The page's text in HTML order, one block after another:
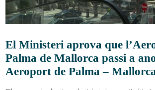
El Ministeri aprova que
Palma de Mallorca passi a
Aeroport de Palma –